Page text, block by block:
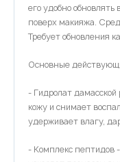
его удобно
поверх макияжа.
Требует обновления
Основные
- Гидролат
кожу и снимает
удерживает влагу,
- Комплекс пептидов